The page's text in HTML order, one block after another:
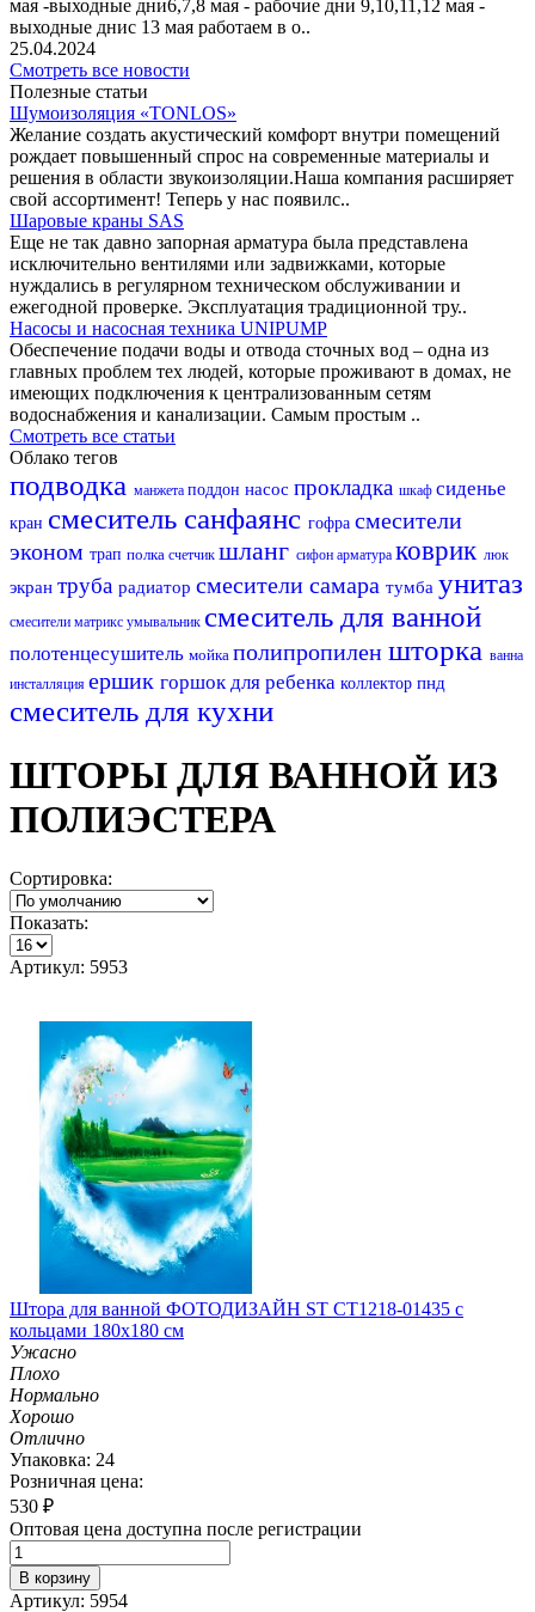
мая -выходные дни6,7,8 мая - рабочие дни 9,10,11,12 мая -
выходные днис 13 мая работаем в о..
25.04.2024
Смотреть все новости
Полезные статьи
Шумоизоляция «TONLOS»
Желание создать акустический комфорт внутри помещений
рождает повышенный спрос на современные материалы и
решения в области звукоизоляции.Наша компания расширяет
свой ассортимент! Теперь у нас появилс..
Шаровые краны SAS
Еще не так давно запорная арматура была представлена
исключительно вентилями или задвижками, которые
нуждались в регулярном техническом обслуживании и
ежегодной проверке. Эксплуатация традиционной тру..
Насосы и насосная техника UNIPUMP
Обеспечение подачи воды и отвода сточных вод – одна из
главных проблем тех людей, которые проживают в домах, не
имеющих подключения к централизованным сетям
водоснабжения и канализации. Самым простым ..
Смотреть все статьи
Облако тегов
подводка манжета поддон насос прокладка шкаф сиденье
кран смеситель санфаянс гофра смесители
эконом трап полка счетчик шланг сифон арматура коврик люк
экран труба радиатор смесители самара тумба унитаз
смесители матрикс умывальник смеситель для ванной
полотенцесушитель мойка полипропилен шторка ванна
инсталляция ершик горшок для ребенка коллектор пнд
смеситель для кухни
ШТОРЫ ДЛЯ ВАННОЙ ИЗ
ПОЛИЭСТЕРА
Сортировка:
Показать:
Артикул: 5953
Штора для ванной ФОТОДИЗАЙН ST CT1218-01435 с
кольцами 180х180 см
Ужасно
Плохо
Нормально
Хорошо
Отлично
Упаковка: 24
Розничная цена:
530 ₽
Оптовая цена доступна после регистрации
В корзину
Артикул: 5954